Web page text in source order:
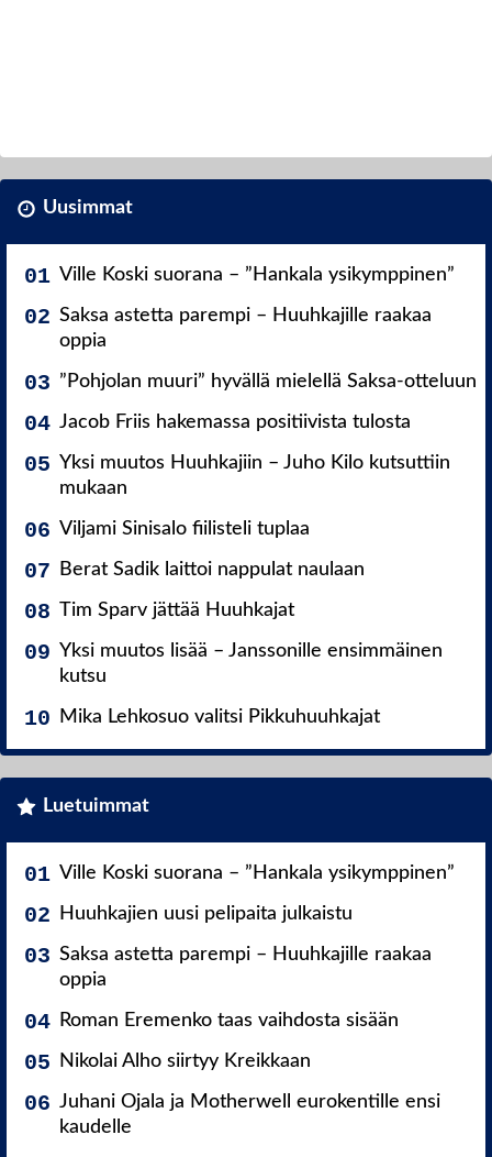
Uusimmat
Ville Koski suorana – ”Hankala ysikymppinen”
Saksa astetta parempi – Huuhkajille raakaa
oppia
”Pohjolan muuri” hyvällä mielellä Saksa-otteluun
Jacob Friis hakemassa positiivista tulosta
Yksi muutos Huuhkajiin – Juho Kilo kutsuttiin
mukaan
Viljami Sinisalo fiilisteli tuplaa
Berat Sadik laittoi nappulat naulaan
Tim Sparv jättää Huuhkajat
Yksi muutos lisää – Janssonille ensimmäinen
kutsu
Mika Lehkosuo valitsi Pikkuhuuhkajat
Luetuimmat
Ville Koski suorana – ”Hankala ysikymppinen”
Huuhkajien uusi pelipaita julkaistu
Saksa astetta parempi – Huuhkajille raakaa
oppia
Roman Eremenko taas vaihdosta sisään
Nikolai Alho siirtyy Kreikkaan
Juhani Ojala ja Motherwell eurokentille ensi
kaudelle